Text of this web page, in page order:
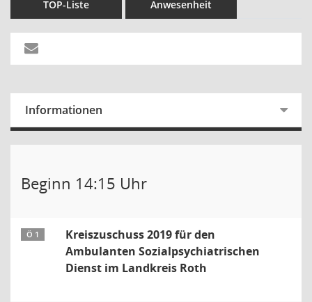
TOP-Liste Anwesenheit
Informationen
Beginn 14:15 Uhr
Ö 1
Kreiszuschuss 2019 für den
Ambulanten Sozialpsychiatrischen
Dienst im Landkreis Roth